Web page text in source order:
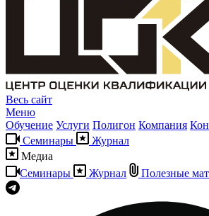
Весь сайт
Меню
Обучение Услуги Полигон Компания
Семинары
Журнал
Медиа
Семинары
Журнал Полезные